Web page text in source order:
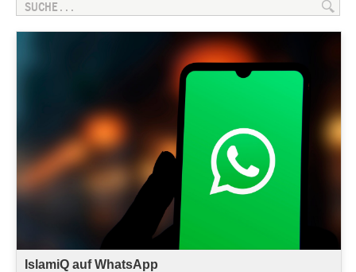
IslamiQ auf WhatsApp